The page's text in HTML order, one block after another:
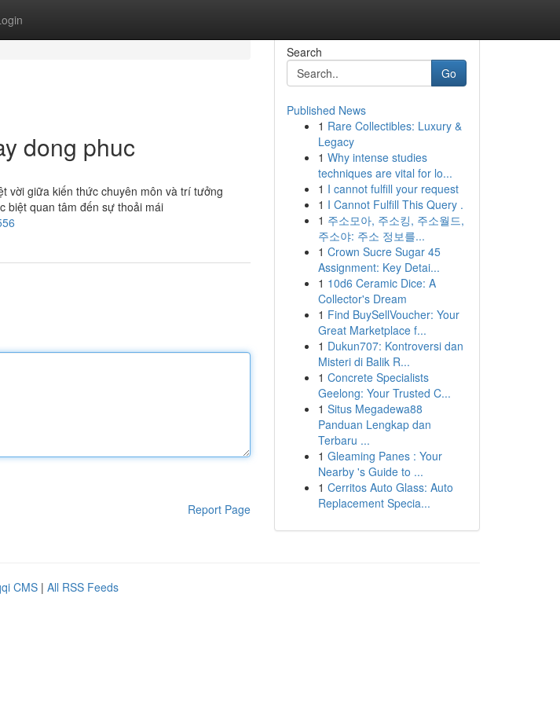
dong phuc
vời giữa kiến thức chuyên môn và trí tưởng
biệt quan tâm đến sự thoải mái
Report Page
Search
Go
Published News
1 Rare Collectibles: Luxury &
Legacy
1 Why intense studies
techniques are vital for lo...
1 I cannot fulfill your request
1 I Cannot Fulfill This Query .
1 주소모아, 주소킹, 주소월드,
주소야: 주소 정보를...
1 Crown Sucre Sugar 45
Assignment: Key Detai...
1 10d6 Ceramic Dice: A
Collector's Dream
1 Find BuySellVoucher: Your
Great Marketplace f...
1 Dukun707: Kontroversi dan
Misteri di Balik R...
1 Concrete Specialists
Geelong: Your Trusted C...
1 Situs Megadewa88
Panduan Lengkap dan
Terbaru ...
1 Gleaming Panes : Your
Nearby 's Guide to ...
1 Cerritos Auto Glass: Auto
Replacement Specia...
CMS | All RSS Feeds